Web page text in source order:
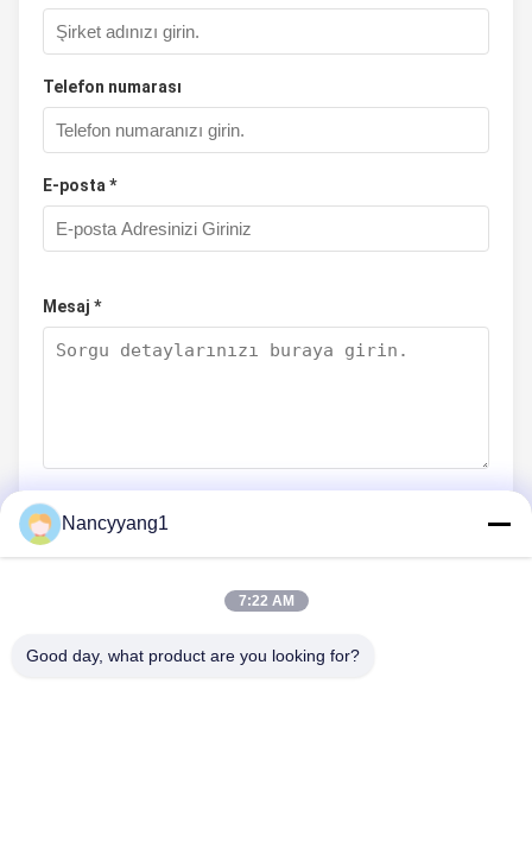
Telefon numarası
E-posta *
Mesaj *
BIZIMLE İLETIŞIM
Nancyyang1
7:22 AM
Good day, what product are you looking for?